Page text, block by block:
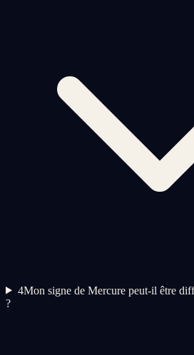
4Mon signe de Mercure peut-il être
?